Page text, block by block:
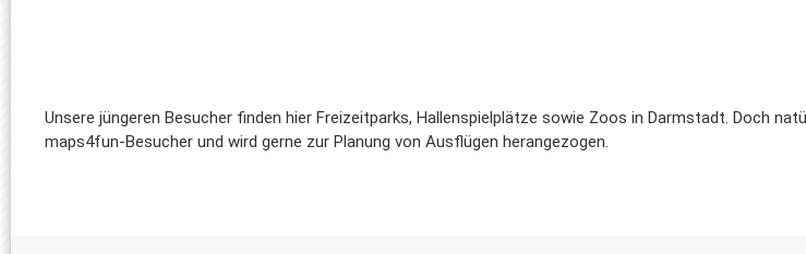
Unsere jüngeren Besucher finden hier Freizeitparks, Hallenspielplätze sowie Zoos in Darmstadt. Doch
maps4fun-Besucher und wird gerne zur Planung von Ausflügen herangezogen.